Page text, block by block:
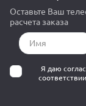
Оставьте Ваш
расчета заказа
Я даю